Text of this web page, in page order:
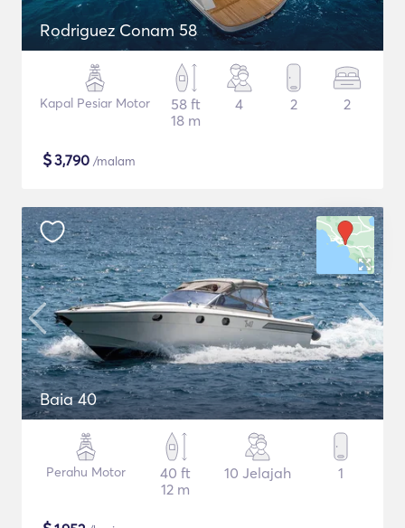
Rodriguez Conam 58
Kapal Pesiar Motor
58 ft
18 m
4 2 2
$3,790 /malam
Baia 40
Perahu Motor
40 ft
12 m
10 Jelajah 1